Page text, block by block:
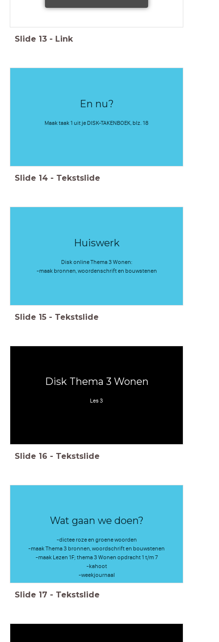
Slide 13 - Link
En nu?
Maak taak 1 uit je DISK-TAKENBOEK, blz. 18
Slide 14 - Tekstslide
Huiswerk
Disk online Thema 3 Wonen:
-maak bronnen, woordenschrift en bouwstenen
Slide 15 - Tekstslide
Disk Thema 3 Wonen
Les 3
Slide 16 - Tekstslide
Wat gaan we doen?
-dictee roze en groene woorden
-maak Thema 3 bronnen, woordschrift en bouwstenen
-maak Lezen 1F; thema 3 Wonen opdracht 1 t/m 7
-kahoot
-weekjournaal
Slide 17 - Tekstslide